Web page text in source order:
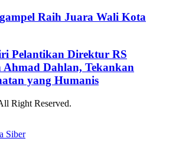
Raih Juara Wali Kota
Pelantikan Direktur RS
Dahlan, Tekankan
yang Humanis
Right Reserved.
Siber